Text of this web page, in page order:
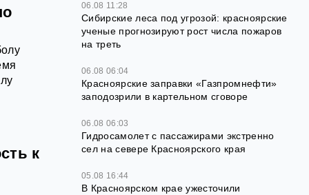
к
06.08 11:28
Сибирские леса под угрозой: красноярские
ученые прогнозируют рост числа пожаров
на треть
06.08 06:04
Красноярские заправки «Газпромнефти»
заподозрили в картельном сговоре
06.08 06:03
Гидросамолет с пассажирами экстренно
сел на севере Красноярского края
05.08 16:44
В Красноярском крае ужесточили